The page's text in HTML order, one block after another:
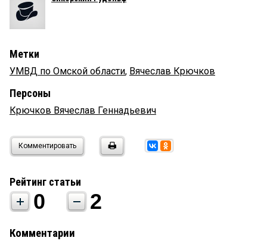
Метки
УМВД по Омской области, Вячеслав Крючков
Персоны
Крючков Вячеслав Геннадьевич
Комментировать
Рейтинг статьи
0 2
Комментарии